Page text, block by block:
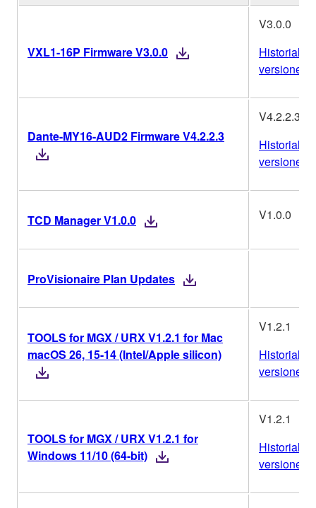
VXL1-16P Firmware V3.0.0
V3.0.0
Historial de
versiones
Dante-MY16-AUD2 Firmware V4.2.2.3
V4.2.2.3
Historial de
versiones
TCD Manager V1.0.0 V1.0.0
ProVisionaire Plan Updates
TOOLS for MGX / URX V1.2.1 for Mac
macOS 26, 15-14 (Intel/Apple silicon)
V1.2.1
Historial de
versiones
TOOLS for MGX / URX V1.2.1 for
Windows 11/10 (64-bit)
V1.2.1
Historial de
versiones